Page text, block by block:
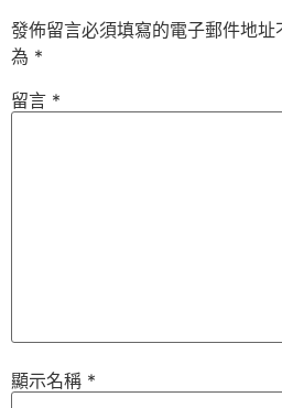
發佈留言必須填寫的電子郵件地址
為 *
留言 *
顯示名稱 *